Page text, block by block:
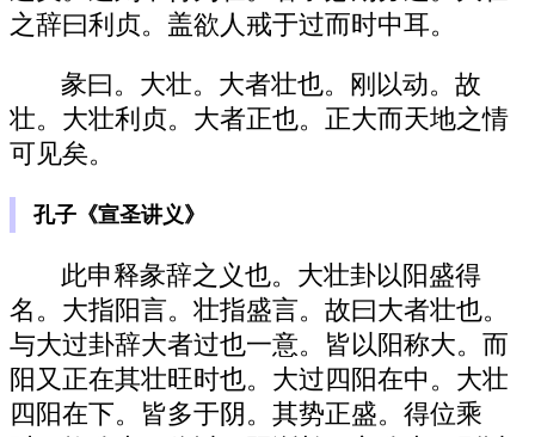
之辞曰利贞。盖欲人戒于过而时中耳。
彖曰。大壮。大者壮也。刚以动。故
壮。大壮利贞。大者正也。正大而天地之情
可见矣。
孔子《宣圣讲义》
此申释彖辞之义也。大壮卦以阳盛得
名。大指阳言。壮指盛言。故曰大者壮也。
与大过卦辞大者过也一意。皆以阳称大。而
阳又正在其壮旺时也。大过四阳在中。大壮
四阳在下。皆多于阴。其势正盛。得位乘